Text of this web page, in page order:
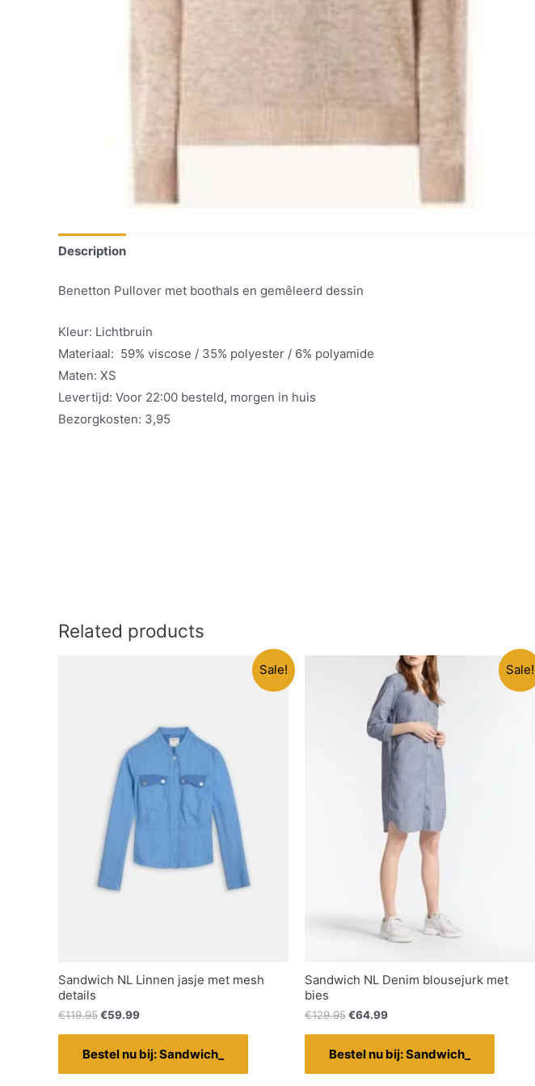
Description
Benetton Pullover met boothals en gemêleerd dessin
Kleur: Lichtbruin
Materiaal: 59% viscose / 35% polyester / 6% polyamide
Maten: XS
Levertijd: Voor 22:00 besteld, morgen in huis
Bezorgkosten: 3,95
Related products
Sale!
Sandwich NL Linnen jasje met mesh
details
€119.95€59.99
Bestel nu bij: Sandwich_
Sale!
Sandwich NL Denim blousejurk met
bies
€129.95€64.99
Bestel nu bij: Sandwich_